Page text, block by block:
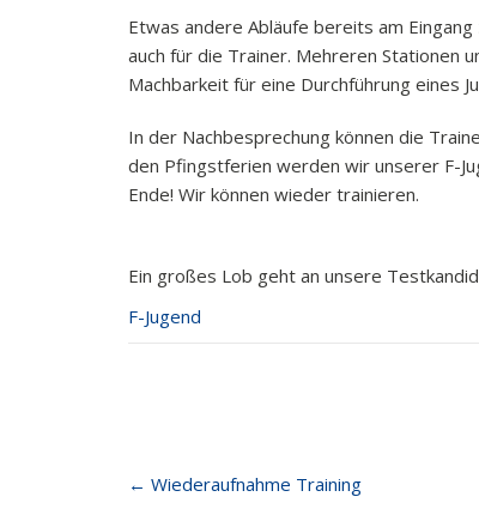
Etwas andere Abläufe bereits am
auch für die Trainer. Mehreren Stationen
Machbarkeit für eine Durchführung eines
In der Nachbesprechung können die
den Pfingstferien werden wir unserer F-
Ende! Wir können wieder trainieren.
Ein großes Lob geht an unsere
F-Jugend
Post
navigation
← Wiederaufnahme Training